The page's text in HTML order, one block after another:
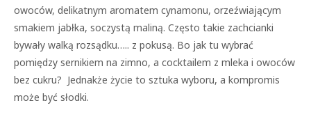
owoców, delikatnym aromatem cynamonu, orzeźwiającym
smakiem jabłka, soczystą maliną. Często takie zachcianki
bywały walką rozsądku….. z pokusą. Bo jak tu wybrać
pomiędzy sernikiem na zimno, a cocktailem z mleka i owoców
bez cukru? Jednakże życie to sztuka wyboru, a kompromis
może być słodki.